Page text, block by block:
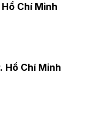
Chí Minh
Hồ Chí Minh